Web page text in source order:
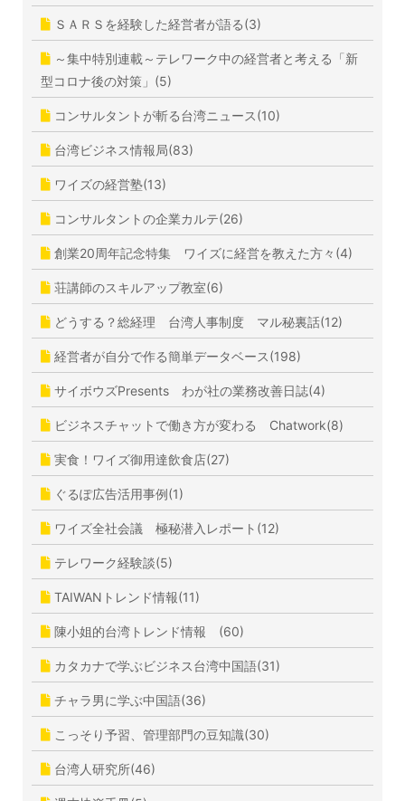
ＳＡＲＳを経験した経営者が語る(3)
～集中特別連載～テレワーク中の経営者と考える「新
型コロナ後の対策」(5)
コンサルタントが斬る台湾ニュース(10)
台湾ビジネス情報局(83)
ワイズの経営塾(13)
コンサルタントの企業カルテ(26)
創業20周年記念特集 ワイズに経営を教えた方々(4)
荘講師のスキルアップ教室(6)
どうする？総経理 台湾人事制度 マル秘裏話(12)
経営者が自分で作る簡単データベース(198)
サイボウズPresents わが社の業務改善日誌(4)
ビジネスチャットで働き方が変わる Chatwork(8)
実食！ワイズ御用達飲食店(27)
ぐるぽ広告活用事例(1)
ワイズ全社会議 極秘潜入レポート(12)
テレワーク経験談(5)
TAIWANトレンド情報(11)
陳小姐的台湾トレンド情報 (60)
カタカナで学ぶビジネス台湾中国語(31)
チャラ男に学ぶ中国語(36)
こっそり予習、管理部門の豆知識(30)
台湾人研究所(46)